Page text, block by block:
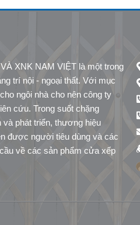
XNK NAM VIỆT là một trong
trí nội - ngoại thất. Với mục
ngôi nhà cho nên công ty
cứu. Trong suốt chặng
phát triển, thương hiệu
được người tiêu dùng và các
về các sản phẩm cửa xếp